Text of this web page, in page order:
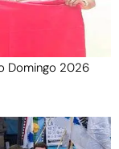
Domingo 2026